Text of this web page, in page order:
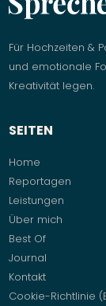
Für Hochzeiten &
und emotionale
Kreativität legen.
SEITEN
Home
Reportagen
Leistungen
Über mich
Best Of
Journal
Kontakt
Cookie-Richtlinie